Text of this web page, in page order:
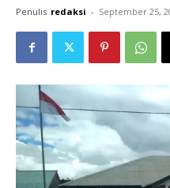
Penulis redaksi - September 25,